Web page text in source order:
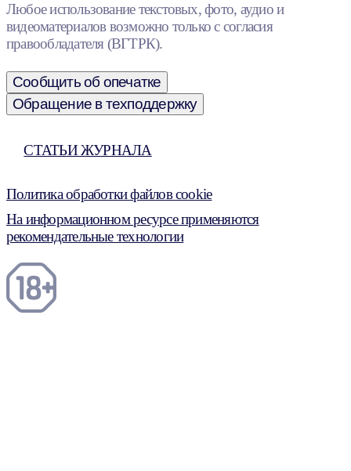
Любое использование текстовых, фото, аудио и
видеоматериалов возможно только с согласия
правообладателя (ВГТРК).
Сообщить об опечатке
Обращение в техподдержку
СТАТЬИ ЖУРНАЛА
Политика обработки файлов cookie
На информационном ресурсе применяются
рекомендательные технологии